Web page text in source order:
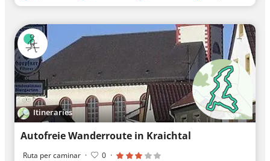
Itineraries
Autofreie Wanderroute in Kraichtal
Ruta per caminar · 0 ·